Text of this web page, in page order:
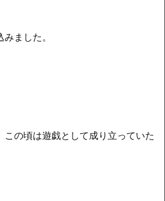
ました。
この頃は遊戯として成り立っていた